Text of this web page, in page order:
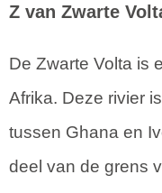
Z van Zwarte
De Zwarte Volta is
Afrika. Deze rivier
tussen Ghana en
deel van de grens